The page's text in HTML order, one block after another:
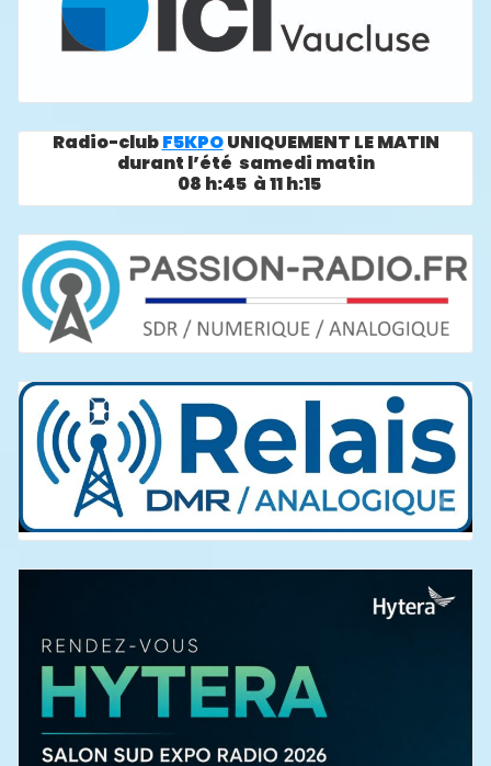
Radio-clubF5KPOUNIQUEMENT LE MATIN
durant l’été samedi matin
08 h:45 à 11 h:15